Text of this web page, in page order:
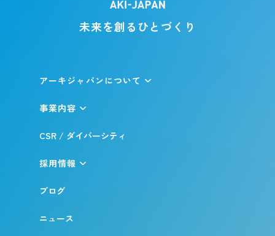
未来を創るひとづくり
アーキジャパンについて
事業内容
CSR / ダイバーシティ
採用情報
ブログ
ニュース